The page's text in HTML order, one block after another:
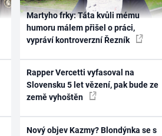
Martyho frky: Táta kvůli mému
humoru málem přišel o práci,
vypráví kontroverzní Řezník
Rapper Vercetti vyfasoval na
Slovensku 5 let vězení, pak bude ze
země vyhoštěn
Nový objev Kazmy? Blondýnka se s